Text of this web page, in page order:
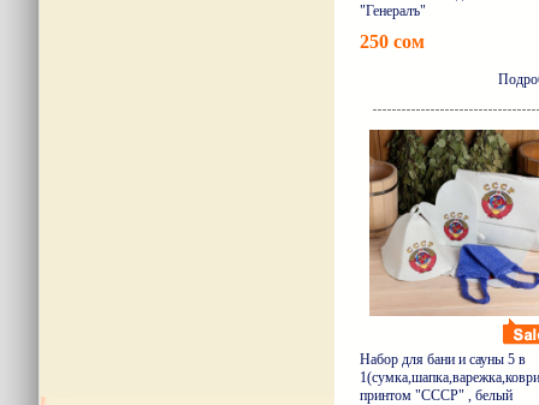
"Генералъ"
250 сом
Набор для бани и сауны 5 в
принтом "СССР" , белый